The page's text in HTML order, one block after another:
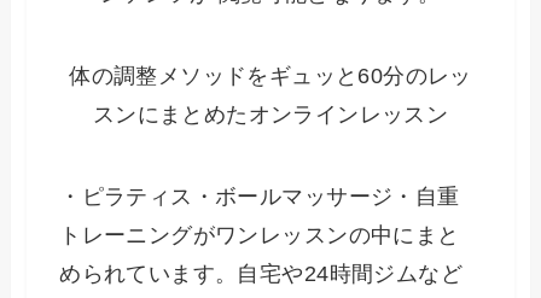
体の調整メソッドをギュッと60分のレッ
スンにまとめたオンラインレッスン
・ピラティス・ボールマッサージ・自重
トレーニングがワンレッスンの中にまと
められています。自宅や24時間ジムなど